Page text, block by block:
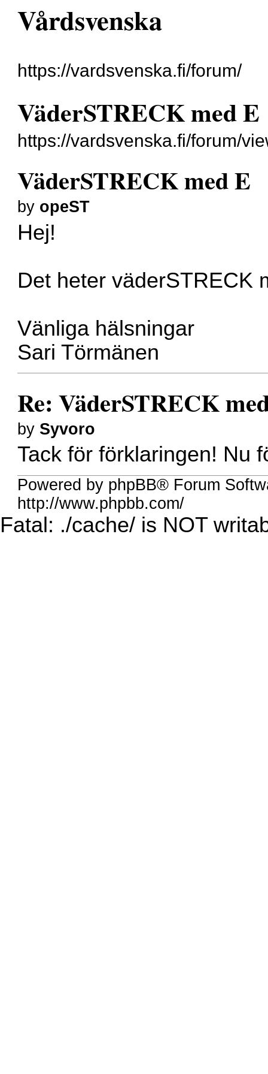
Vårdsvenska
https://vardsvenska.fi/forum/
VäderSTRECK med E
https://vardsvenska.fi/forum/
VäderSTRECK med E
by opeST
Hej!
Det heter väderSTRECK
Vänliga hälsningar
Sari Törmänen
Re: VäderSTRECK
by Syvoro
Tack för förklaringen! Nu
Powered by phpBB® Forum
http://www.phpbb.com/
Fatal: ./cache/ is NOT